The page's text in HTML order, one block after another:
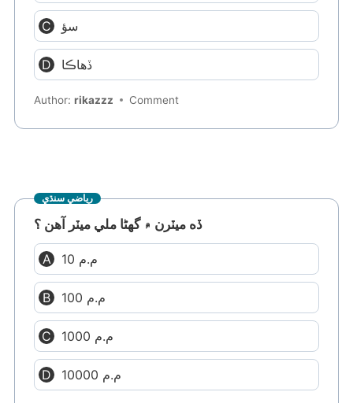
سؤ
ڏهاڪا
Author:rikazzz Comment
رياضي سنڌي
ڏه ميٽرن ۾ گهڻا ملي ميٽر آهن ؟
10 م.م
100 م.م
1000 م.م
10000 م.م